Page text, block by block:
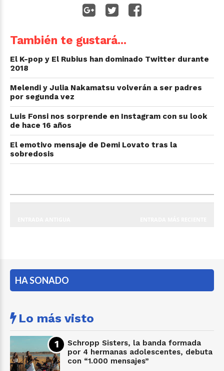
También te gustará...
El K-pop y El Rubius han dominado Twitter durante
2018
Melendi y Julia Nakamatsu volverán a ser padres
por segunda vez
Luis Fonsi nos sorprende en Instagram con su look
de hace 16 años
El emotivo mensaje de Demi Lovato tras la
sobredosis
HA SONADO
Lo más visto
Schropp Sisters, la banda formada
por 4 hermanas adolescentes, debuta
con “1.000 mensajes”